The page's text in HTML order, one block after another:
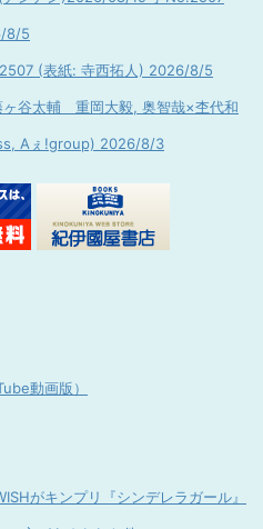
8/5
(表紙: 寺西拓人) 2026/8/5
谷太輔 重岡大毅, 奥智哉×杢代和
Aぇ!group) 2026/8/3
動画版）
がキンプリ『シンデレラガール』